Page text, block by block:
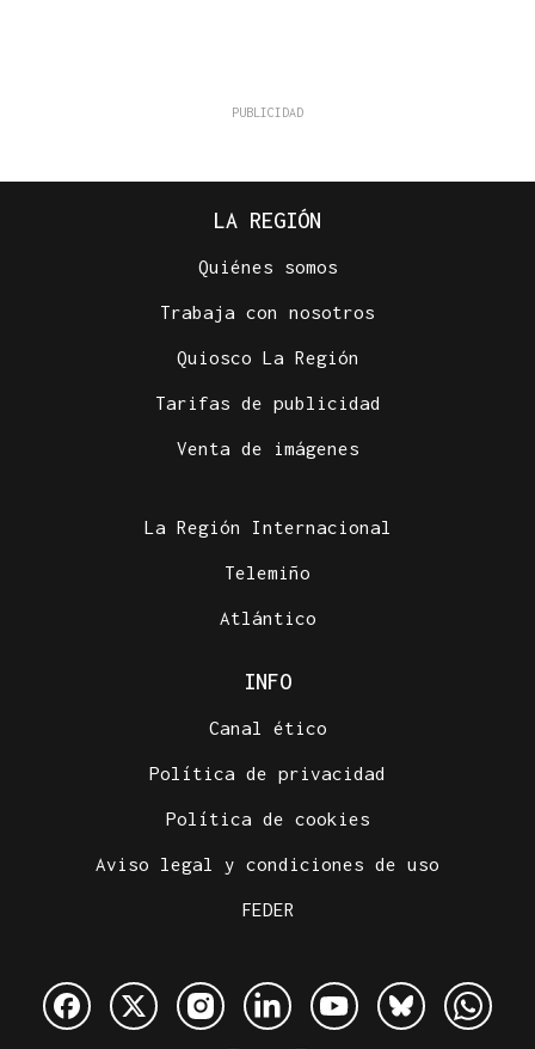
LA REGIÓN
Quiénes somos
Trabaja con nosotros
Quiosco La Región
Tarifas de publicidad
Venta de imágenes
La Región Internacional
Telemiño
Atlántico
INFO
Canal ético
Política de privacidad
Política de cookies
Aviso legal y condiciones de uso
FEDER